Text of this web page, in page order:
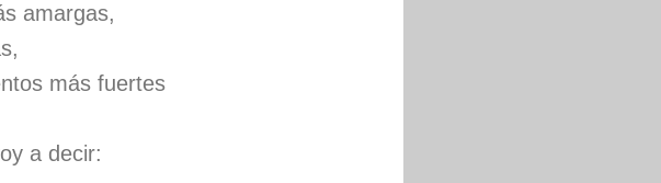
amargas,
más fuertes
a decir: